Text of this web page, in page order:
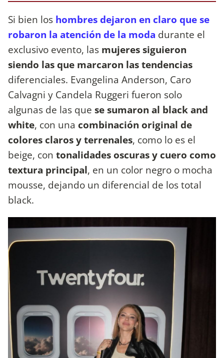
Si bien los hombres dejaron en claro que se
robaron la atención de la moda durante el
exclusivo evento, las mujeres siguieron
siendo las que marcaron las tendencias
diferenciales. Evangelina Anderson, Caro
Calvagni y Candela Ruggeri fueron solo
algunas de las que se sumaron al black and
white, con una combinación original de
colores claros y terrenales, como lo es el
beige, con tonalidades oscuras y cuero como
textura principal, en un color negro o mocha
mousse, dejando un diferencial de los total
black.